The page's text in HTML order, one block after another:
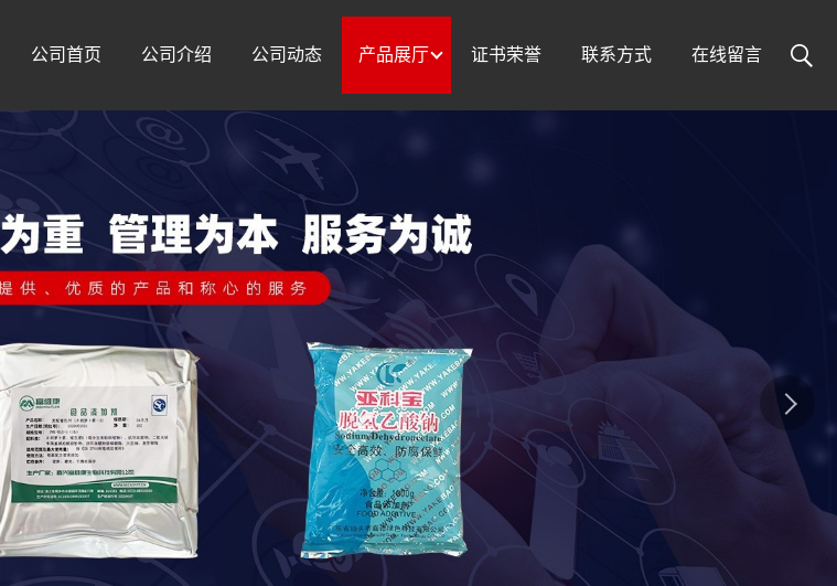
公司首页 公司介绍 公司动态 产品展厅 证书荣誉 联系方式 在线留言